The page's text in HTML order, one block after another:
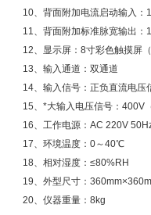
10、背面附加电流启动输入：
11、背面附加标准脉宽输出：
12、显示屏：8寸彩色触摸屏
13、输入通道：双通道
14、输入信号：正负直流电压
15、*大输入电压信号：400V
16、工作电源：AC 220V
17、环境温度：0～40℃
18、相对湿度：≤80%RH
19、外型尺寸：
20、仪器重量：8kg